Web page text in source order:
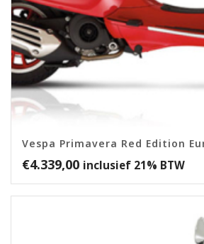
Vespa Primavera Red Edition
€4.339,00 inclusief 21% BTW